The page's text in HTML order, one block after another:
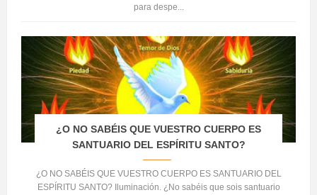
para despe...
¿O NO SABÉIS QUE VUESTRO CUERPO ES
SANTUARIO DEL ESPÍRITU SANTO?
¿O NO SABÉIS QUE VUESTRO CUERPO ES SANTUARIO DEL
ESPÍRITU SANTO? Iluminación. ¿No sabéis que sois santuario